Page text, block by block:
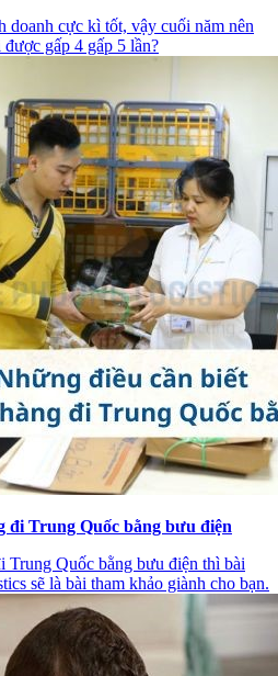
doanh cực kì tốt, vậy cuối năm nên
gấp 4 gấp 5 lần?
đi Trung Quốc bằng bưu điện
Trung Quốc bằng bưu điện thì bài
sẽ là bài tham khảo giành cho bạn.